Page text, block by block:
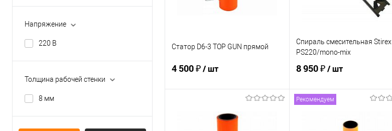
Напряжение
220 В
Толщина рабочей стенки
8 мм
Статор D6-3 TOP GUN прямой
4 500 ₽/ шт
В корзину
Спираль смесительная Stirex
PS220/mono-mix
8 950 ₽/ шт
Рекомендуем